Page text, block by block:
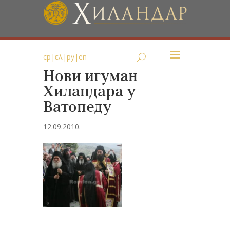
ср | ελ|ру| en
Нови игуман
Хиландара у
Ватопеду
12.09.2010.